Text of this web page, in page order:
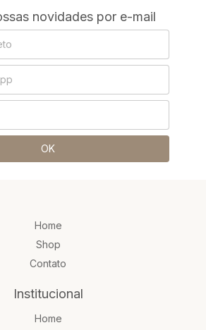
novidades por e-mail
Home
Shop
Contato
Institucional
Home